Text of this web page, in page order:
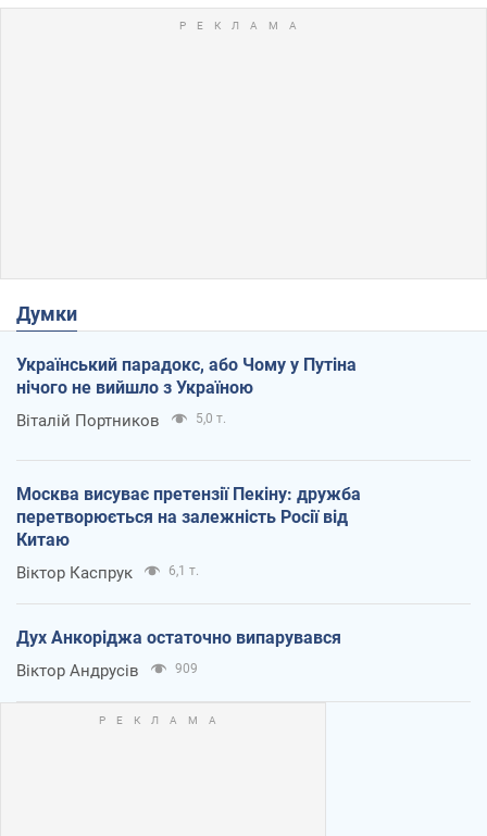
Думки
Український парадокс, або Чому у Путіна
нічого не вийшло з Україною
Віталій Портников 5,0 т.
Москва висуває претензії Пекіну: дружба
перетворюється на залежність Росії від
Китаю
Віктор Каспрук 6,1 т.
Дух Анкоріджа остаточно випарувався
Віктор Андрусів 909